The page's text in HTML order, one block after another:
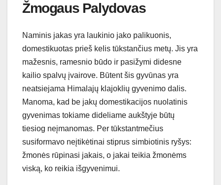
Žmogaus Palydovas
Naminis jakas yra laukinio jako palikuonis,
domestikuotas prieš kelis tūkstančius metų. Jis yra
mažesnis, ramesnio būdo ir pasižymi didesne
kailio spalvų įvairove. Būtent šis gyvūnas yra
neatsiejama Himalajų klajoklių gyvenimo dalis.
Manoma, kad be jakų domestikacijos nuolatinis
gyvenimas tokiame dideliame aukštyje būtų
tiesiog neįmanomas. Per tūkstantmečius
susiformavo neįtikėtinai stiprus simbiotinis ryšys:
žmonės rūpinasi jakais, o jakai teikia žmonėms
viską, ko reikia išgyvenimui.